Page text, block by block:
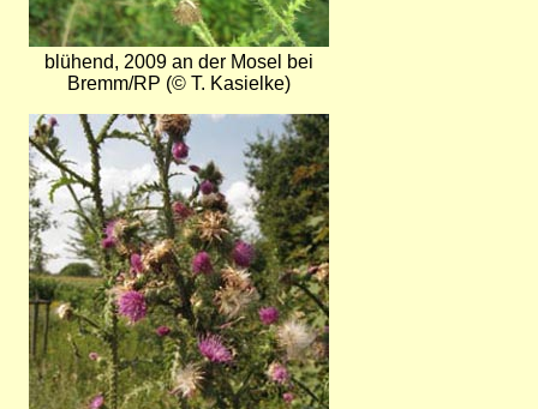
blühend, 2009 an der Mosel bei
Bremm/RP (© T. Kasielke)
Bild